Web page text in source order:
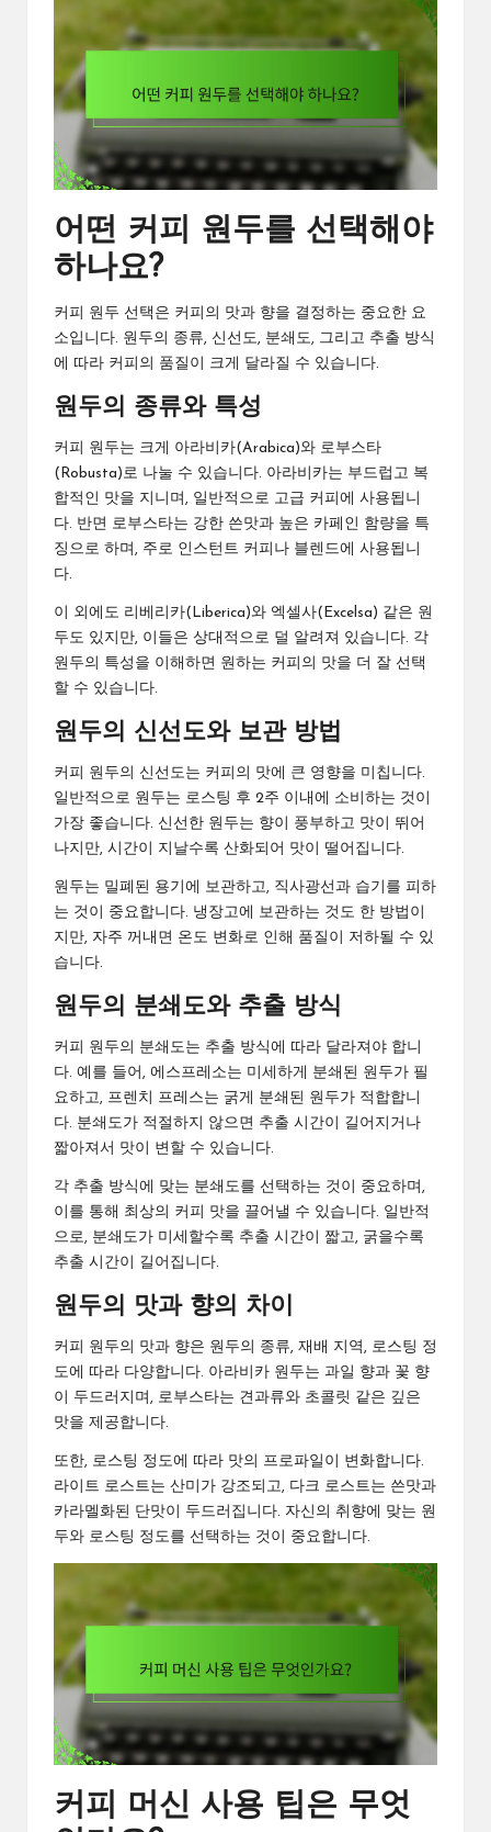
어떤 커피 원두를 선택해야
하나요?
커피 원두 선택은 커피의 맛과 향을 결정하는 중요한 요
소입니다. 원두의 종류, 신선도, 분쇄도, 그리고 추출 방식
에 따라 커피의 품질이 크게 달라질 수 있습니다.
원두의 종류와 특성
커피 원두는 크게 아라비카(Arabica)와 로부스타
(Robusta)로 나눌 수 있습니다. 아라비카는 부드럽고 복
합적인 맛을 지니며, 일반적으로 고급 커피에 사용됩니
다. 반면 로부스타는 강한 쓴맛과 높은 카페인 함량을 특
징으로 하며, 주로 인스턴트 커피나 블렌드에 사용됩니
다.
이 외에도 리베리카(Liberica)와 엑셀사(Excelsa) 같은 원
두도 있지만, 이들은 상대적으로 덜 알려져 있습니다. 각
원두의 특성을 이해하면 원하는 커피의 맛을 더 잘 선택
할 수 있습니다.
원두의 신선도와 보관 방법
커피 원두의 신선도는 커피의 맛에 큰 영향을 미칩니다.
일반적으로 원두는 로스팅 후 2주 이내에 소비하는 것이
가장 좋습니다. 신선한 원두는 향이 풍부하고 맛이 뛰어
나지만, 시간이 지날수록 산화되어 맛이 떨어집니다.
원두는 밀폐된 용기에 보관하고, 직사광선과 습기를 피하
는 것이 중요합니다. 냉장고에 보관하는 것도 한 방법이
지만, 자주 꺼내면 온도 변화로 인해 품질이 저하될 수 있
습니다.
원두의 분쇄도와 추출 방식
커피 원두의 분쇄도는 추출 방식에 따라 달라져야 합니
다. 예를 들어, 에스프레소는 미세하게 분쇄된 원두가 필
요하고, 프렌치 프레스는 굵게 분쇄된 원두가 적합합니
다. 분쇄도가 적절하지 않으면 추출 시간이 길어지거나
짧아져서 맛이 변할 수 있습니다.
각 추출 방식에 맞는 분쇄도를 선택하는 것이 중요하며,
이를 통해 최상의 커피 맛을 끌어낼 수 있습니다. 일반적
으로, 분쇄도가 미세할수록 추출 시간이 짧고, 굵을수록
추출 시간이 길어집니다.
원두의 맛과 향의 차이
커피 원두의 맛과 향은 원두의 종류, 재배 지역, 로스팅 정
도에 따라 다양합니다. 아라비카 원두는 과일 향과 꽃 향
이 두드러지며, 로부스타는 견과류와 초콜릿 같은 깊은
맛을 제공합니다.
또한, 로스팅 정도에 따라 맛의 프로파일이 변화합니다.
라이트 로스트는 산미가 강조되고, 다크 로스트는 쓴맛과
카라멜화된 단맛이 두드러집니다. 자신의 취향에 맞는 원
두와 로스팅 정도를 선택하는 것이 중요합니다.
커피 머신 사용 팁은 무엇